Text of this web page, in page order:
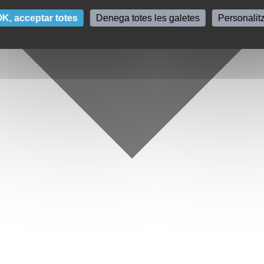
acceptar totes Denega totes les galetes